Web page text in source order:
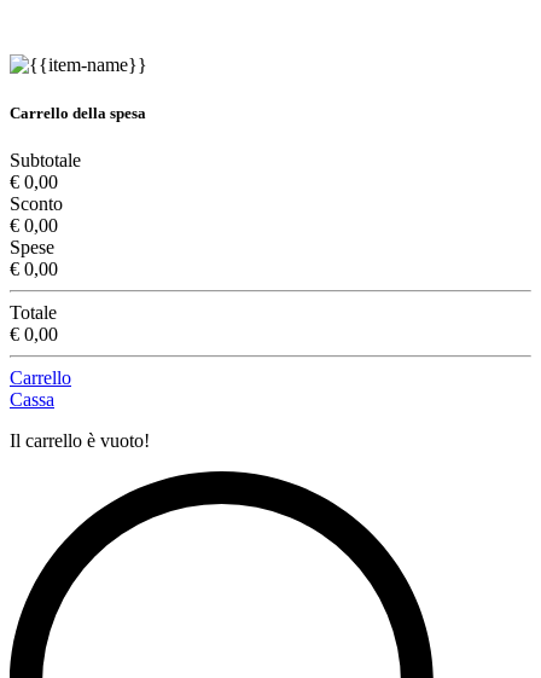
Carrello della spesa
Subtotale
€ 0,00
Sconto
€ 0,00
Spese
€ 0,00
Totale
€ 0,00
Carrello
Cassa
Il carrello è vuoto!